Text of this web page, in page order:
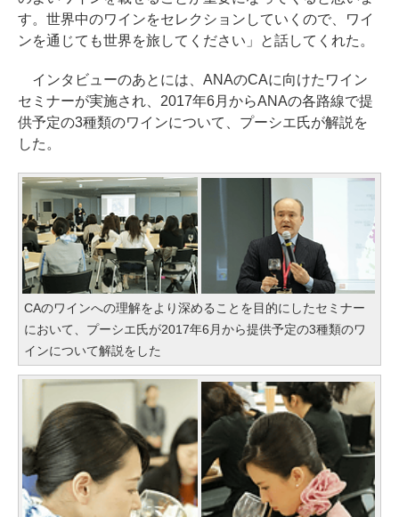
す。世界中のワインをセレクションしていくので、ワイ
ンを通じても世界を旅してください」と話してくれた。
インタビューのあとには、ANAのCAに向けたワイン
セミナーが実施され、2017年6月からANAの各路線で提
供予定の3種類のワインについて、プーシエ氏が解説を
した。
CAのワインへの理解をより深めることを目的にしたセミナー
において、プーシエ氏が2017年6月から提供予定の3種類のワ
インについて解説をした